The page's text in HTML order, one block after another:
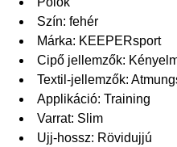
Szín: fehér
Márka: KEEPERsport
Cipő jellemzők:
Textil-jellemzők:
Applikáció: Training
Varrat: Slim
Ujj-hossz: Rövidujjú